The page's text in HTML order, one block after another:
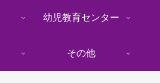
幼児教育センター
その他